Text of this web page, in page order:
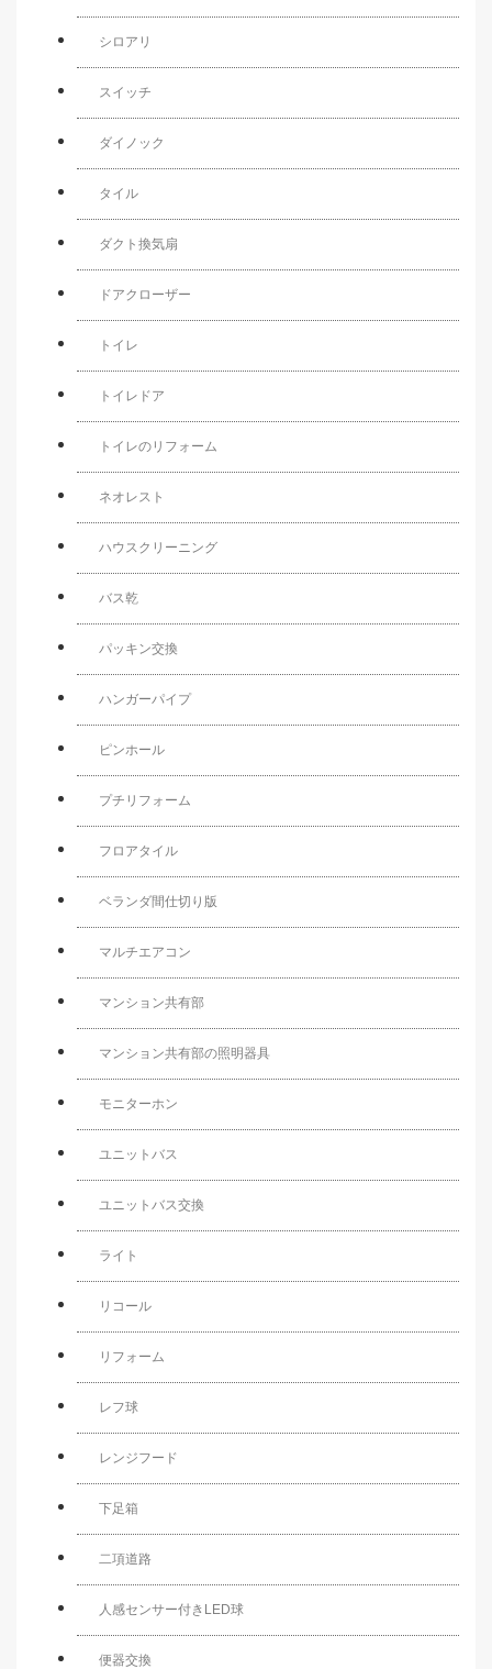
シロアリ
スイッチ
ダイノック
タイル
ダクト換気扇
ドアクローザー
トイレ
トイレドア
トイレのリフォーム
ネオレスト
ハウスクリーニング
バス乾
パッキン交換
ハンガーパイプ
ピンホール
プチリフォーム
フロアタイル
ベランダ間仕切り版
マルチエアコン
マンション共有部
マンション共有部の照明器具
モニターホン
ユニットバス
ユニットバス交換
ライト
リコール
リフォーム
レフ球
レンジフード
下足箱
二項道路
人感センサー付きLED球
便器交換